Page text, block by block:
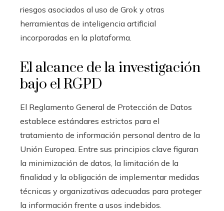
riesgos asociados al uso de Grok y otras
herramientas de inteligencia artificial
incorporadas en la plataforma.
El alcance de la investigación
bajo el RGPD
El Reglamento General de Protección de Datos
establece estándares estrictos para el
tratamiento de información personal dentro de la
Unión Europea. Entre sus principios clave figuran
la minimización de datos, la limitación de la
finalidad y la obligación de implementar medidas
técnicas y organizativas adecuadas para proteger
la información frente a usos indebidos.